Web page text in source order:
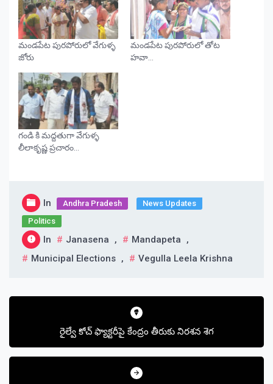
మండపేట పురపోరులో వేగుళ్ళ
జోరు
మండపేట పురపోరులో తోట
హవా…
గండి కి మద్దతుగా వేగుళ్ళ
లీలాకృష్ణ ప్రచారం…
In Andhra Pradesh
News Updates
Politics
In Janasena , Mandapeta
,
Municipal Elections , Vegulla Leela Krishna
Post
రైల్వే కోచ్ ఫ్యాక్టరీపై కేంద్రం తీరుకు నిరశన శెగ